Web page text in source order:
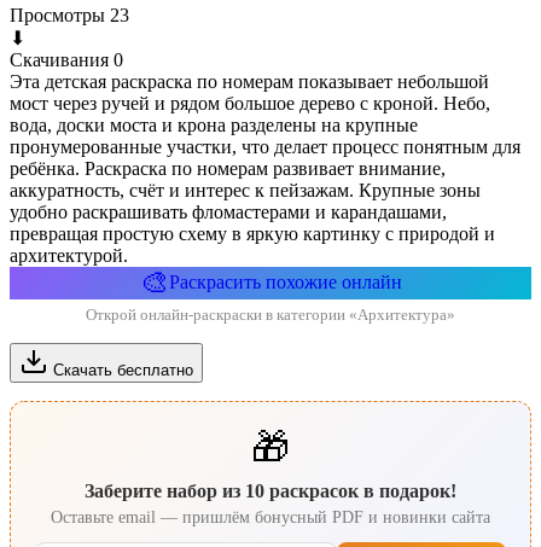
Просмотры 23
⬇
Скачивания 0
Эта детская раскраска по номерам показывает небольшой
мост через ручей и рядом большое дерево с кроной. Небо,
вода, доски моста и крона разделены на крупные
пронумерованные участки, что делает процесс понятным для
ребёнка. Раскраска по номерам развивает внимание,
аккуратность, счёт и интерес к пейзажам. Крупные зоны
удобно раскрашивать фломастерами и карандашами,
превращая простую схему в яркую картинку с природой и
архитектурой.
🎨Раскрасить похожие онлайн
Открой онлайн-раскраски в категории «Архитектура»
Скачать бесплатно
🎁
Заберите набор из 10 раскрасок в подарок!
Оставьте email — пришлём бонусный PDF и новинки сайта